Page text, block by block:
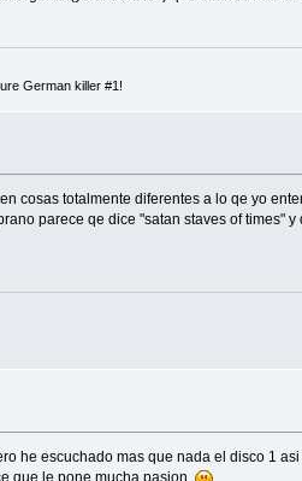
German killer #1!
cosas totalmente diferentes a lo qe yo
parece qe dice "satan staves of times"
he escuchado mas que nada el disco 1